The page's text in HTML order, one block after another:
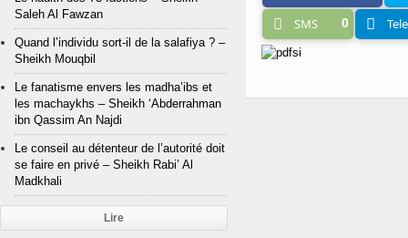
SMS 0
Saleh Al Fawzan
Quand l’individu sort-il de la salafiya ? –
Sheikh Mouqbil
Le fanatisme envers les madha’ibs et
les machaykhs – Sheikh ‘Abderrahman
ibn Qassim An Najdi
Le conseil au détenteur de l’autorité doit
se faire en privé – Sheikh Rabi’ Al
Madkhali
Lire